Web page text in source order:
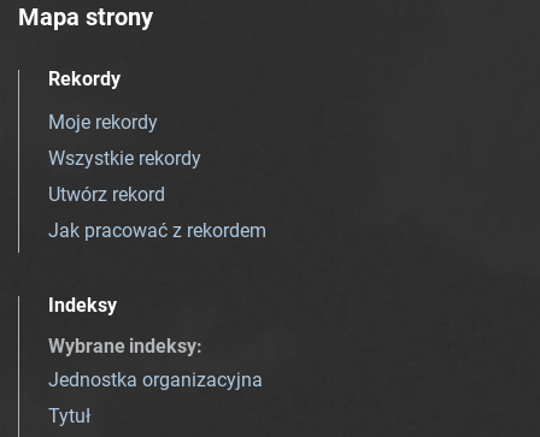
Mapa strony
Rekordy
Moje rekordy
Wszystkie rekordy
Utwórz rekord
Jak pracować z rekordem
Indeksy
Wybrane indeksy:
Jednostka organizacyjna
Tytuł